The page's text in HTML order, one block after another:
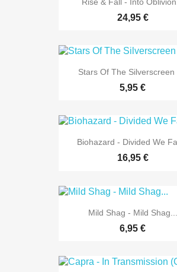
24,95 €
Stars Of The Silverscreen
5,95 €
Biohazard - Divided We
16,95 €
Mild Shag - Mild Shag...
6,95 €